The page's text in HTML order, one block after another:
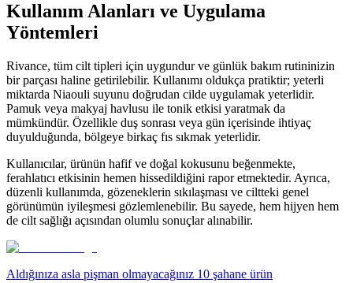
Kullanım Alanları ve Uygulama
Yöntemleri
Rivance, tüm cilt tipleri için uygundur ve günlük bakım rutininizin
bir parçası haline getirilebilir. Kullanımı oldukça pratiktir; yeterli
miktarda Niaouli suyunu doğrudan cilde uygulamak yeterlidir.
Pamuk veya makyaj havlusu ile tonik etkisi yaratmak da
mümkündür. Özellikle duş sonrası veya gün içerisinde ihtiyaç
duyulduğunda, bölgeye birkaç fıs sıkmak yeterlidir.
Kullanıcılar, ürünün hafif ve doğal kokusunu beğenmekte,
ferahlatıcı etkisinin hemen hissedildiğini rapor etmektedir. Ayrıca,
düzenli kullanımda, gözeneklerin sıkılaşması ve ciltteki genel
görünümün iyileşmesi gözlemlenebilir. Bu sayede, hem hijyen hem
de cilt sağlığı açısından olumlu sonuçlar alınabilir.
Aldığınıza asla pişman olmayacağınız 10 şahane ürün